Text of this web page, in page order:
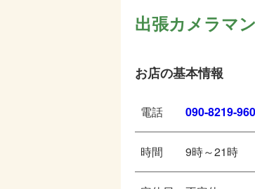
出張カメラ
お店の基本情報
電話 090-8219-
時間 9時～21時